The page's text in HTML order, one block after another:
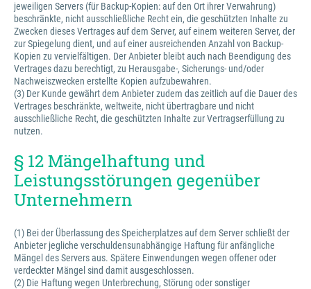
jeweiligen Servers (für Backup-Kopien: auf den Ort ihrer Verwahrung)
beschränkte, nicht ausschließliche Recht ein, die geschützten Inhalte zu
Zwecken dieses Vertrages auf dem Server, auf einem weiteren Server, der
zur Spiegelung dient, und auf einer ausreichenden Anzahl von Backup-
Kopien zu vervielfältigen. Der Anbieter bleibt auch nach Beendigung des
Vertrages dazu berechtigt, zu Herausgabe-, Sicherungs- und/oder
Nachweiszwecken erstellte Kopien aufzubewahren.
(3) Der Kunde gewährt dem Anbieter zudem das zeitlich auf die Dauer des
Vertrages beschränkte, weltweite, nicht übertragbare und nicht
ausschließliche Recht, die geschützten Inhalte zur Vertragserfüllung zu
nutzen.
§ 12 Mängelhaftung und
Leistungsstörungen gegenüber
Unternehmern
(1) Bei der Überlassung des Speicherplatzes auf dem Server schließt der
Anbieter jegliche verschuldensunabhängige Haftung für anfängliche
Mängel des Servers aus. Spätere Einwendungen wegen offener oder
verdeckter Mängel sind damit ausgeschlossen.
(2) Die Haftung wegen Unterbrechung, Störung oder sonstiger